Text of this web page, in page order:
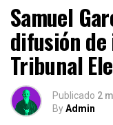
Samuel
difusión
Tribunal
Publicado 2
ByAdmin